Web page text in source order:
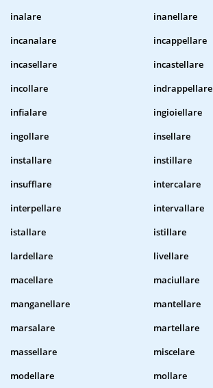
inalare
inanellare
incanalare
incappellare
incasellare
incastellare
incollare
indrappellare
infialare
ingioiellare
ingollare
insellare
installare
instillare
insufflare
intercalare
interpellare
intervallare
istallare
istillare
lardellare
livellare
macellare
maciullare
manganellare
mantellare
marsalare
martellare
massellare
miscelare
modellare
mollare